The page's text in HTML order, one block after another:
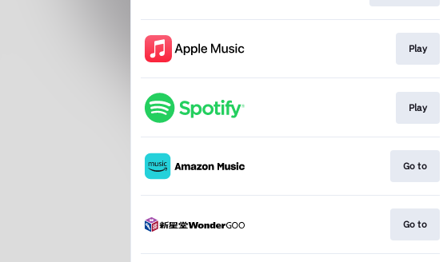
Play
Play
Go to
Go to